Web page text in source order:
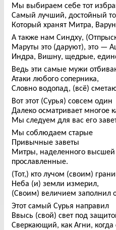
Мы выбираем себе тот
Самый лучший, достойный
Который хранят Митра,
А также нам Синдху,
Маруты это (даруют), это —
Индра, Вишну, щедрые,
Ведь эти самые мужи
Атаки любого соперника,
Словно водопад, (всё)
Вот этот (Сурья) совсем один
Далеко осматривает многое
Мы следуем для вас его
Мы соблюдаем старые
Привычные заветы
Митры, наделенного
прославленные.
(Тот,) кто лучом (своим)
Неба (и) земли измерил,
(Своим) величием заполнил
Этот самый Сурья направил
Ввысь (свой) свет под
Сверкающий, как Агни,